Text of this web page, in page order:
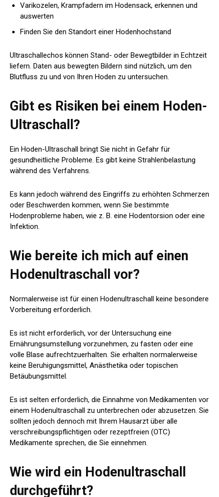
Varikozelen, Krampfadern im Hodensack, erkennen und
auswerten
Finden Sie den Standort einer Hodenhochstand
Ultraschallechos können Stand- oder Bewegtbilder in Echtzeit
liefern. Daten aus bewegten Bildern sind nützlich, um den
Blutfluss zu und von Ihren Hoden zu untersuchen.
Gibt es Risiken bei einem Hoden-
Ultraschall?
Ein Hoden-Ultraschall bringt Sie nicht in Gefahr für
gesundheitliche Probleme. Es gibt keine Strahlenbelastung
während des Verfahrens.
Es kann jedoch während des Eingriffs zu erhöhten Schmerzen
oder Beschwerden kommen, wenn Sie bestimmte
Hodenprobleme haben, wie z. B. eine Hodentorsion oder eine
Infektion.
Wie bereite ich mich auf einen
Hodenultraschall vor?
Normalerweise ist für einen Hodenultraschall keine besondere
Vorbereitung erforderlich.
Es ist nicht erforderlich, vor der Untersuchung eine
Ernährungsumstellung vorzunehmen, zu fasten oder eine
volle Blase aufrechtzuerhalten. Sie erhalten normalerweise
keine Beruhigungsmittel, Anästhetika oder topischen
Betäubungsmittel.
Es ist selten erforderlich, die Einnahme von Medikamenten vor
einem Hodenultraschall zu unterbrechen oder abzusetzen. Sie
sollten jedoch dennoch mit Ihrem Hausarzt über alle
verschreibungspflichtigen oder rezeptfreien (OTC)
Medikamente sprechen, die Sie einnehmen.
Wie wird ein Hodenultraschall
durchgeführt?